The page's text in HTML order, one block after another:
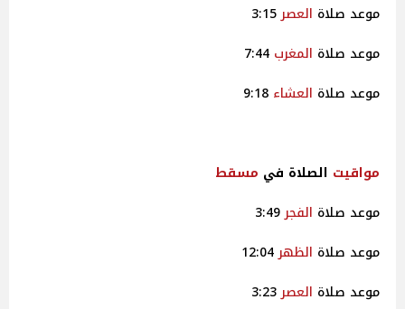
موعد صلاة العصر3:15
موعد صلاة المغرب
موعد صلاة العشاء
مواقيت الصلاة في مسقط
موعد صلاة الفجر3:49
موعد صلاة الظهر12:04
موعد صلاة العصر3:23